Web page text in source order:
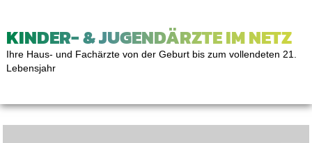
KINDER- & JUGENDÄRZTE IM NETZ
Ihre Haus- und Fachärzte von der Geburt bis zum vollendeten 21.
Lebensjahr